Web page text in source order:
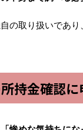
の取り扱いであり
持金確認